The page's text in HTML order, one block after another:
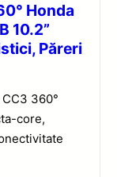
Honda
10.2”
Păreri
360°
core,